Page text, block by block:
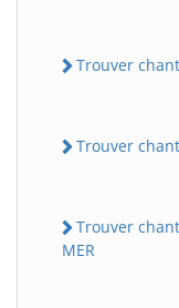
Trouver
Trouver
Trouver
MER